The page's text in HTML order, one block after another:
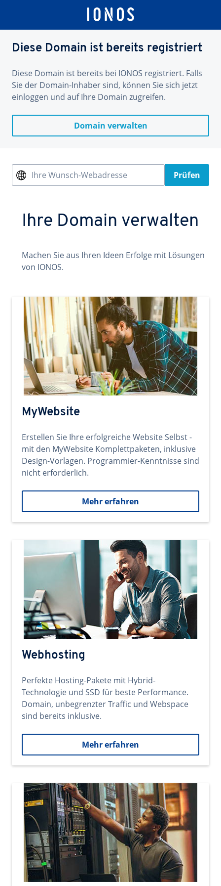
Diese Domain ist bereits registriert
Diese Domain ist bereits bei IONOS registriert. Falls
Sie der Domain-Inhaber sind, können Sie sich jetzt
einloggen und auf Ihre Domain zugreifen.
Domain verwalten
Ihre Wunsch-Webadresse Prüfen
Ihre Domain verwalten
Machen Sie aus Ihren Ideen Erfolge mit Lösungen
von IONOS.
MyWebsite
Erstellen Sie Ihre erfolgreiche Website Selbst -
mit den MyWebsite Komplettpaketen, inklusive
Design-Vorlagen. Programmier-Kenntnisse sind
nicht erforderlich.
Mehr erfahren
Webhosting
Perfekte Hosting-Pakete mit Hybrid-
Technologie und SSD für beste Performance.
Domain, unbegrenzter Traffic und Webspace
sind bereits inklusive.
Mehr erfahren